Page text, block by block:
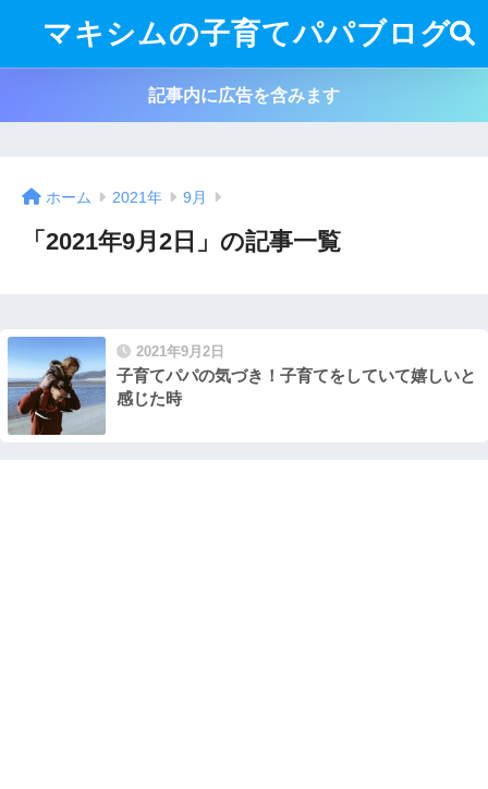
マキシムの子育てパパブログ
記事内に広告を含みます
ホーム 2021年 9月
「2021年9月2日」の記事一覧
2021年9月2日
子育てパパの気づき！子育てをしていて嬉しいと
感じた時